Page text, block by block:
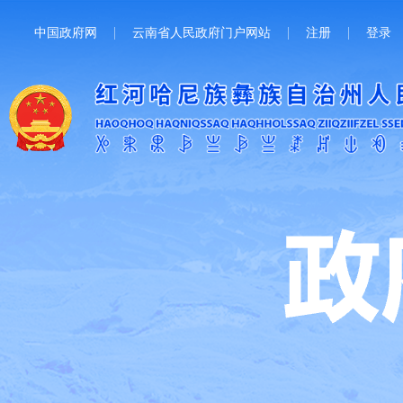
中国政府网 云南省人民政府门户网站 注册 登录